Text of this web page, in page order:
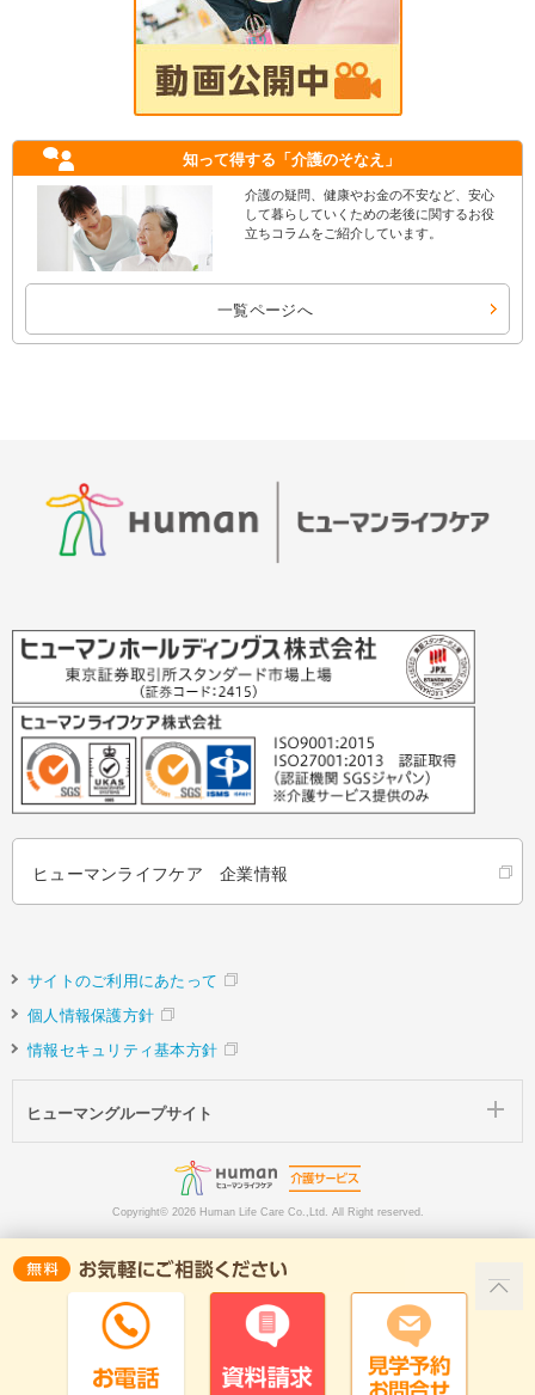
知って得する 「介護のそなえ」
介護の疑問、健康やお金の不安など、安心
して暮らしていくための老後に関するお役
立ちコラムをご紹介しています。
一覧ページへ
ヒューマンライフケア 企業情報
サイトのご利用にあたって
個人情報保護方針
情報セキュリティ基本方針
ヒューマングループサイト
Copyright© 2026 Human Life Care Co.,Ltd. All Right reserved.